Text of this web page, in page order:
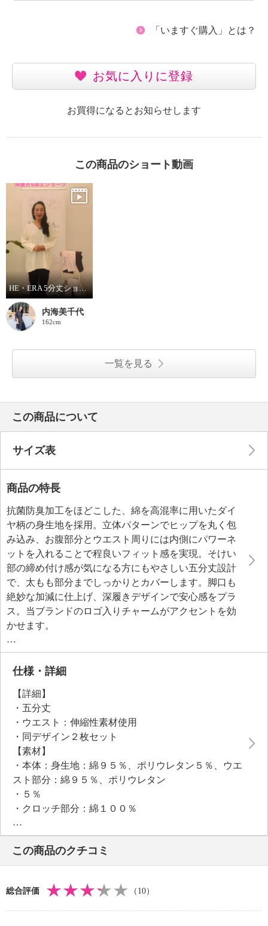
「いますぐ購入」とは？
お気に入りに登録
お買得になるとお知らせします
この商品のショート動画
HE・ERA 5分丈ショーツ
内海美千代
162cm
一覧を見る
この商品について
サイズ表
商品の特長
抗菌防臭加工をほどこした、綿を高混率に用いたダイ
ヤ柄の身生地を採用。立体パターンでヒップを丸く包
み込み、お腹部分とウエスト周りには内側にパワーネ
ットを入れることで程良いフィット感を実現。そけい
部の締め付け感が気になる方にもやさしい五分丈設計
で、太もも部分までしっかりとカバーします。脚口も
絶妙な加減に仕上げ、深履きデザインで安心感をプラ
ス。当ブランドのロゴ入りチャームがアクセントを効
かせます。
クロッチ部分は綿１００％の生地を用いています。洗
濯ネームはプリント仕様にしているので、やさしい肌
当たりもポイント。
●普段と同じサイズをおすすめ。
仕様・詳細
【詳細】
・五分丈
・ウエスト：伸縮性素材使用
・同デザイン２枚セット
【素材】
・本体：身生地：綿９５％、ポリウレタン５％、ウエ
スト部分：綿９５％、ポリウレタン
・５％
・クロッチ部分：綿１００％
【メンテナンス（絵表示ラベル）】
・洗濯機：可
・漂白処理：塩素系・酸素系漂白不可
・タンブル乾燥：不可
・アイロン仕上げ：不可
・ドライクリーニング：不可
この商品のクチコミ
総合評価 （10）